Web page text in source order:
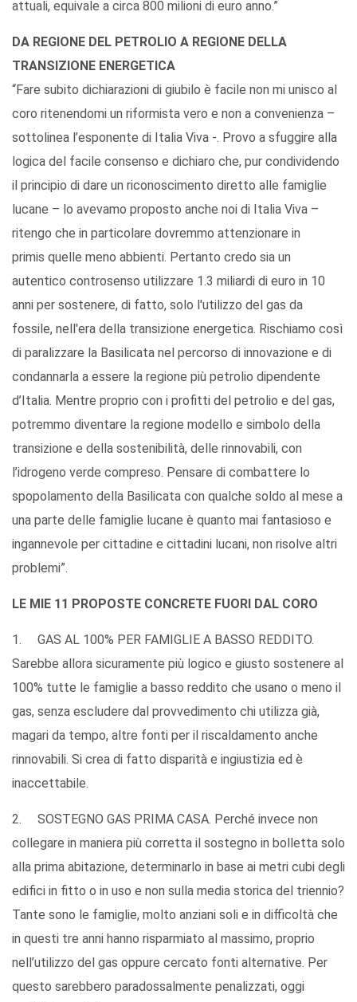
attuali, equivale a circa 800 milioni di euro anno.”
DA REGIONE DEL PETROLIO A REGIONE DELLA
TRANSIZIONE ENERGETICA
“Fare subito dichiarazioni di giubilo è facile non mi unisco al
coro ritenendomi un riformista vero e non a convenienza –
sottolinea l’esponente di Italia Viva -. Provo a sfuggire alla
logica del facile consenso e dichiaro che, pur condividendo
il principio di dare un riconoscimento diretto alle famiglie
lucane – lo avevamo proposto anche noi di Italia Viva –
ritengo che in particolare dovremmo attenzionare in
primis quelle meno abbienti. Pertanto credo sia un
autentico controsenso utilizzare 1.3 miliardi di euro in 10
anni per sostenere, di fatto, solo l'utilizzo del gas da
fossile, nell'era della transizione energetica. Rischiamo così
di paralizzare la Basilicata nel percorso di innovazione e di
condannarla a essere la regione più petrolio dipendente
d’Italia. Mentre proprio con i profitti del petrolio e del gas,
potremmo diventare la regione modello e simbolo della
transizione e della sostenibilità, delle rinnovabili, con
l’idrogeno verde compreso. Pensare di combattere lo
spopolamento della Basilicata con qualche soldo al mese a
una parte delle famiglie lucane è quanto mai fantasioso e
ingannevole per cittadine e cittadini lucani, non risolve altri
problemi”.
LE MIE 11 PROPOSTE CONCRETE FUORI DAL CORO
1. GAS AL 100% PER FAMIGLIE A BASSO REDDITO.
Sarebbe allora sicuramente più logico e giusto sostenere al
100% tutte le famiglie a basso reddito che usano o meno il
gas, senza escludere dal provvedimento chi utilizza già,
magari da tempo, altre fonti per il riscaldamento anche
rinnovabili. Si crea di fatto disparità e ingiustizia ed è
inaccettabile.
2. SOSTEGNO GAS PRIMA CASA. Perché invece non
collegare in maniera più corretta il sostegno in bolletta solo
alla prima abitazione, determinarlo in base ai metri cubi degli
edifici in fitto o in uso e non sulla media storica del triennio?
Tante sono le famiglie, molto anziani soli e in difficoltà che
in questi tre anni hanno risparmiato al massimo, proprio
nell’utilizzo del gas oppure cercato fonti alternative. Per
questo sarebbero paradossalmente penalizzati, oggi